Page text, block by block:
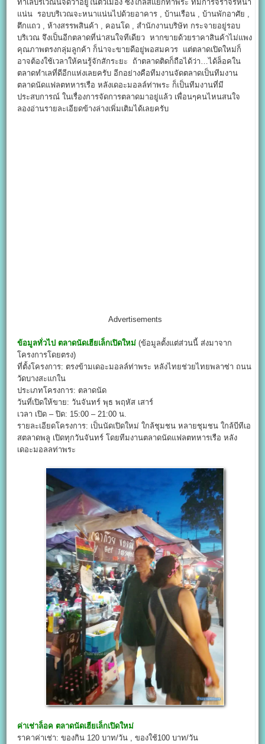
ทำเลบริเวณนี้จัดว่าอยู่ในตัวเมือง ซึ่งใกล้สี่แยกท่าพระ ที่มีการจราจรหนา
แน่น รอบบริเวณจะหนาแน่นไปด้วยอาคาร , บ้านเรือน , บ้านพักอาศัย ,
ตึกแถว , ห้างสรรพสินค้า , คอนโด , สำนักงานบริษัท กระจายอยู่รอบ
บริเวณ จึงเป็นอีกตลาดที่น่าสนใจทีเดียว หากขายด้วยราคาสินค้าไม่แพง
คุณภาพตรงกลุ่มลูกค้า ก็น่าจะขายดีอยู่พอสมควร แต่ตลาดเปิดใหม่ก็
อาจต้องใช้เวลาให้คนรู้จักสักระยะ ถ้าตลาดติดก็ถือได้ว่า…ได้ล็อคใน
ตลาดทำเลที่ดีอีกแห่งเลยครับ อีกอย่างคือทีมงานจัดตลาดเป็นทีมงาน
ตลาดนัดแฟลตทหารเรือ หลังเดอะมอลล์ท่าพระ ก็เป็นทีมงานที่มี
ประสบการณ์ ในเรื่องการจัดการตลาดมาอยู่แล้ว เพื่อนๆคนไหนสนใจ
ลองอ่านรายละเอียดข้างล่างเพิ่มเติมได้เลยครับ
Advertisements
ข้อมูลทั่วไป ตลาดนัดเฮียเล็กเปิดใหม่ (ข้อมูลตั้งแต่ส่วนนี้ ส่งมาจาก
โครงการโดยตรง)
ที่ตั้งโครงการ: ตรงข้ามเดอะมอลล์ท่าพระ หลังไทยช่วยไทยพลาซ่า ถนน
วัดบางสะแกใน
ประเภทโครงการ: ตลาดนัด
วันที่เปิดให้ขาย: วันจันทร์ พุธ พฤหัส เสาร์
เวลา เปิด – ปิด: 15:00 – 21:00 น.
รายละเอียดโครงการ: เป็นนัดเปิดใหม่ ใกล้ชุมชน หลายชุมชน ใกล้บีทีเอ
สตลาดพลู เปิดทุกวันจันทร์ โดยทีมงานตลาดนัดแฟลตทหารเรือ หลัง
เดอะมอลลท่าพระ
ค่าเช่าล็อค ตลาดนัดเฮียเล็กเปิดใหม่
ราคาค่าเช่า: ของกิน 120 บาท/วัน , ของใช้100 บาท/วัน